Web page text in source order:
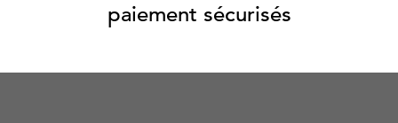
paiement sécurisés